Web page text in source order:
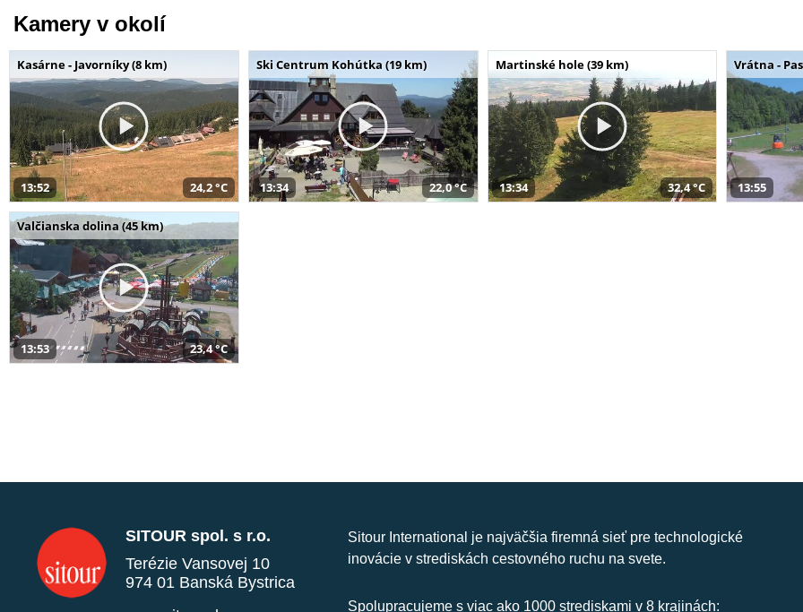
Kamery v okolí
Kasárne - Javorníky (8 km)
13:52 24,2 °C
Ski Centrum Kohútka (19 km)
13:34 22,0 °C
Martinské hole (39 km)
13:34 32,4 °C
Vrátna -
13:55
Valčianska dolina (45 km)
13:53 23,4 °C
SITOUR spol. s r.o.
Terézie Vansovej 10
974 01 Banská Bystrica
Sitour International je najväčšia firemná sieť pre technologické
inovácie v strediskách cestovného ruchu na svete.
Spolupracujeme s viac ako 1000 strediskami v 8 krajinách: